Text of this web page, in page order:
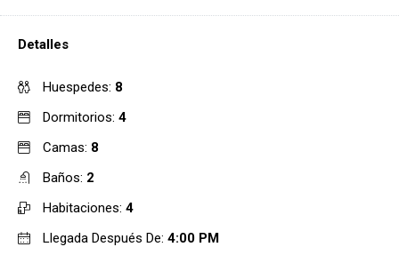
Detalles
Huespedes: 8
Dormitorios: 4
Camas: 8
Baños: 2
Habitaciones: 4
Llegada Después De: 4:00 PM